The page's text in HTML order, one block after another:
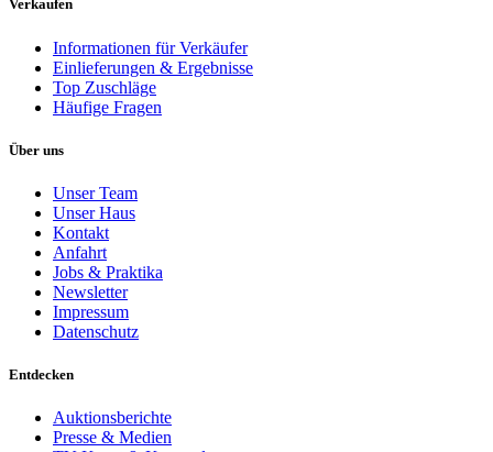
Verkaufen
Informationen für Verkäufer
Einlieferungen & Ergebnisse
Top Zuschläge
Häufige Fragen
Über uns
Unser Team
Unser Haus
Kontakt
Anfahrt
Jobs & Praktika
Newsletter
Impressum
Datenschutz
Entdecken
Auktionsberichte
Presse & Medien